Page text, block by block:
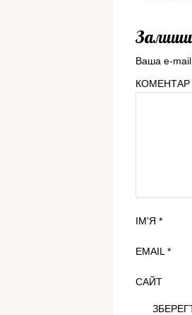
Ваша e-mail
КОМЕНТАР
ІМ'Я *
EMAIL *
САЙТ